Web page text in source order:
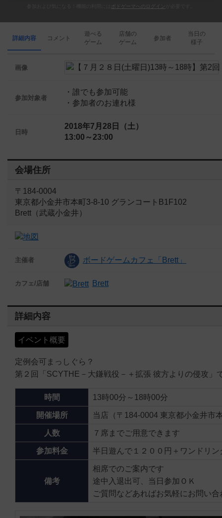
ボドゲーマへのログイン
詳細内容 コメント
遊べる
ゲーム
店舗の
ゲーム
参加者
当日の
様子
画像
参加対象者
・誰でも参加可能
・参加者のお連れ様
日時
2018年7月28日（土）
13:00～23:00
会場住所
〒184-0004
東京都小金井市本町3-8-10 グランコートB1F102
Brett（武蔵小金井）
主催者 ボードゲームカフェ「Brett」
カフェ/店舗 Brett
詳細内容
イベント概要
定例会可まっしぐら？
第２回「SCYTHE－大鎌戦役－＋拡張 彼方よりの侵攻」
時間 13時00分～18時00分
開催場所 当店（〒184-0004 東京都小金井市
人数 ７席までご用意できます
参加料金 半日遊んで１２００円＋ワンドリ
備考
相席でのご案内です
途中入退出可、当日参加ＯＫ
ご質問などあればお気軽にお問い